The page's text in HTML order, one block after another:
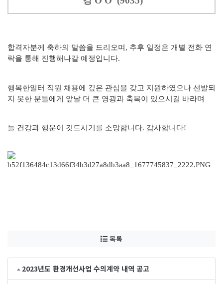
합격자분께 축하의 말씀을 드리오며, 추후 일정은 개별 전화 연
락을 통해 진행해나갈 예정입니다.
행복한일터 직원 채용에 깊은 관심을 갖고 지원하였으나 선발되
지 못한 분들에게 앞날 더 큰 영광과 축복이 있으시길 바라며
늘 건강과 행운이 깃드시기를 소망합니다. 감사합니다!
목록
2023년도 환경개선사업 수의계약 내역 공고